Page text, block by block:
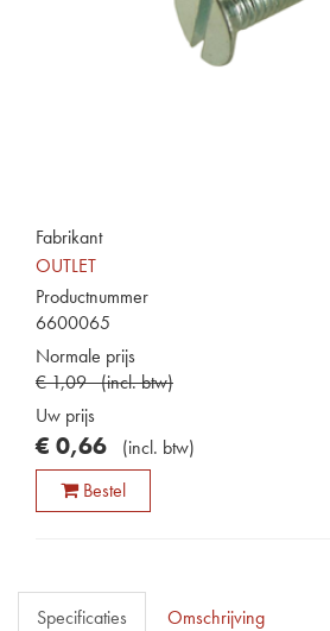
Fabrikant
OUTLET
Productnummer
6600065
Normale prijs
€1,09 (incl. btw)
Uw prijs
€ 0,66 (incl. btw)
Bestel
Specificaties Omschrijving